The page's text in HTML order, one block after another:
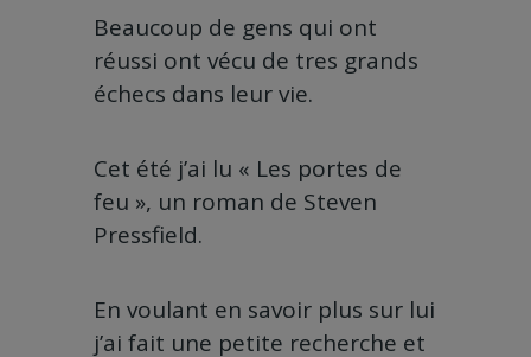
Beaucoup de gens qui ont
réussi ont vécu de tres grands
échecs dans leur vie.
Cet été j’ai lu « Les portes de
feu », un roman de Steven
Pressfield.
En voulant en savoir plus sur lui
j’ai fait une petite recherche et